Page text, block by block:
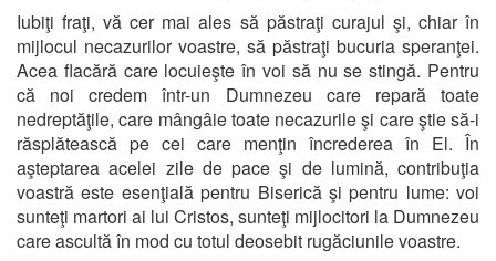
Iubiţi fraţi, vă cer mai ales să păstraţi curajul şi, chiar în
mijlocul necazurilor voastre, să păstraţi bucuria speranţei.
Acea flacără care locuieşte în voi să nu se stingă. Pentru
că noi credem într-un Dumnezeu care repară toate
nedreptăţile, care mângâie toate necazurile şi care ştie să-i
răsplătească pe cei care menţin încrederea în El. În
aşteptarea acelei zile de pace şi de lumină, contribuţia
voastră este esenţială pentru Biserică şi pentru lume: voi
sunteţi martori ai lui Cristos, sunteţi mijlocitori la Dumnezeu
care ascultă în mod cu totul deosebit rugăciunile voastre.